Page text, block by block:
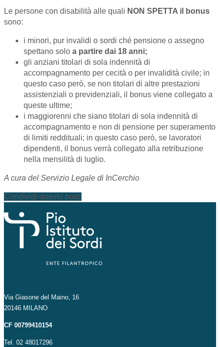
Le persone con disabilità alle quali NON SPETTA il bonus
sono:
i minori, pur invalidi o sordi ché pensione o assegno
spettano solo a partire dai 18 anni;
gli anziani titolari di sola indennità di
accompagnamento per cecità o per invalidità civile; in
questo caso però, se non titolari di altre prestazioni
assistenziali o previdenziali, il bonus viene collegato a
queste ultime;
i maggiorenni che siano titolari di sola indennità di
accompagnamento e non di pensione per superamento
di limiti reddituali; in questo caso però, se lavoratori
dipendenti, il bonus verrà collegato alla retribuzione
nella mensilità di luglio.
A cura del Servizio Legale di InCerchio
Condividi questo post:
Via Giasone del Maino, 16
20146 MILANO
CF 00799410154
Tel. 02 48017296